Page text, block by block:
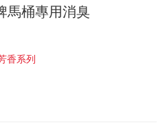
馬桶專用消臭
香系列